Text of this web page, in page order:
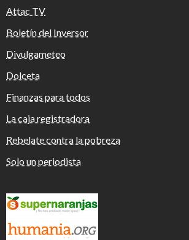
Attac TV
Boletín del Inversor
Divulgameteo
Dolceta
Finanzas para todos
La caja registradora
Rebelate contra la pobreza
Solo un periodista